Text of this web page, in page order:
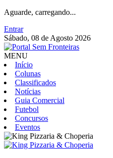
Aguarde, carregando...
Entrar
Sábado, 08 de Agosto 2026
MENU
Início
Colunas
Classificados
Notícias
Guia Comercial
Futebol
Concursos
Eventos